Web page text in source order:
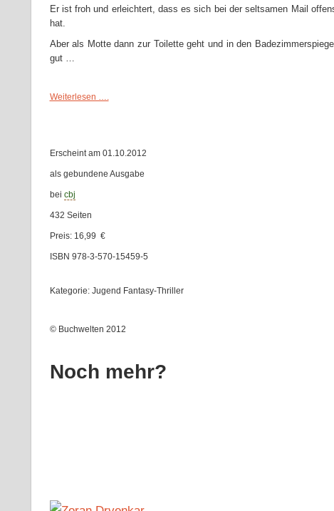
Er ist froh und erleichtert, dass es sich bei der seltsamen Mail
hat.
Aber als Motte dann zur Toilette geht und in den
gut …
Weiterlesen ….
Erscheint am 01.10.2012
als gebundene Ausgabe
bei cbj
432 Seiten
Preis: 16,99 €
ISBN 978-3-570-15459-5
Kategorie: Jugend Fantasy-Thriller
© Buchwelten 2012
Noch mehr?